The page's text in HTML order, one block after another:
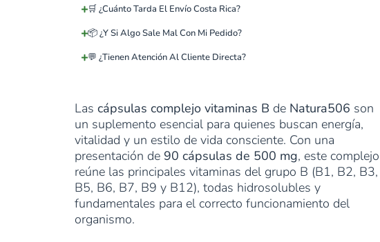
🛒 ¿Cuánto Tarda El Envío Costa Rica?
📦 ¿Y Si Algo Sale Mal Con Mi Pedido?
💬 ¿Tienen Atención Al Cliente Directa?
Las cápsulas complejo vitaminas B de Natura506 son
un suplemento esencial para quienes buscan energía,
vitalidad y un estilo de vida consciente. Con una
presentación de 90 cápsulas de 500 mg, este complejo
reúne las principales vitaminas del grupo B (B1, B2, B3,
B5, B6, B7, B9 y B12), todas hidrosolubles y
fundamentales para el correcto funcionamiento del
organismo.